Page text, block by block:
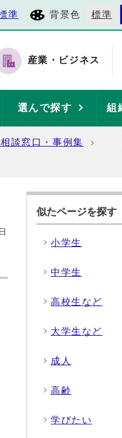
準 背景色 標準
産業・ビジネス
選んで探す 組
談窓口・事例集
似たページを探す
小学生
中学生
高校生など
大学生など
成人
高齢
学びたい